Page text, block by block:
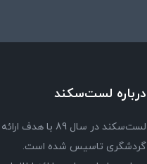
درباره لست‌سکند
لست‌سکند در
گردشگری تاسیس شده است.